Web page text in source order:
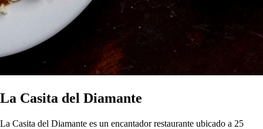
La Casita del Diamante
La Casita del Diamante es un encantador restaurante ubicado a 25